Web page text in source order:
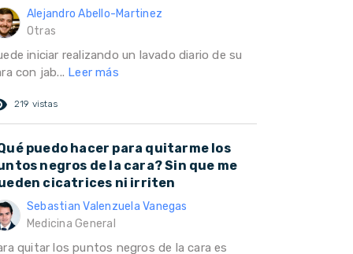
Alejandro Abello-Martinez
Otras
iniciar realizando un lavado diario de su
con jab... Leer más
219 vistas
puedo hacer para quitarme los
negros de la cara? Sin que me
cicatrices ni irriten
Sebastian Valenzuela Vanegas
Medicina General
quitar los puntos negros de la cara es